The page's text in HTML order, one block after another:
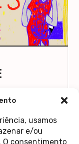
usamos
e/ou
O consentimento
1 de